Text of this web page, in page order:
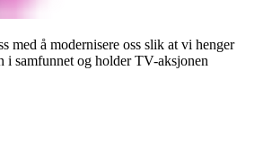
med å modernisere oss slik at vi henger
i samfunnet og holder TV-aksjonen